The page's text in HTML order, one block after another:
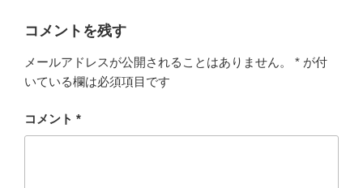
コメントを残す
メールアドレスが公開されることはありません。 * が付
いている欄は必須項目です
コメント *